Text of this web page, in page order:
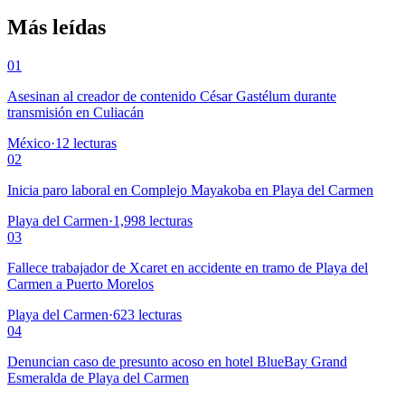
Más leídas
01
Asesinan al creador de contenido César Gastélum durante
transmisión en Culiacán
México·12 lecturas
02
Inicia paro laboral en Complejo Mayakoba en Playa del Carmen
Playa del Carmen·1,998 lecturas
03
Fallece trabajador de Xcaret en accidente en tramo de Playa del
Carmen a Puerto Morelos
Playa del Carmen·623 lecturas
04
Denuncian caso de presunto acoso en hotel BlueBay Grand
Esmeralda de Playa del Carmen